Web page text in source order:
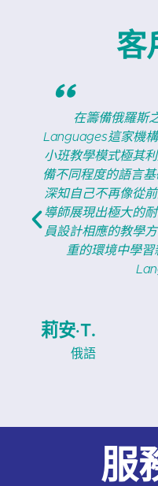
客
運地發現了CR
俄語基礎知識。
其當班級成員具
年長學習者，我
收新知，但我的
對不同程度的學
望在個性化且尊
誠摯推薦CR
源
今
僅
服